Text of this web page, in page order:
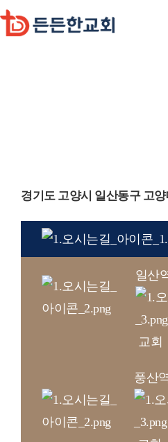
경기도 고양시 일산동구 고양
일산
교회
풍산역